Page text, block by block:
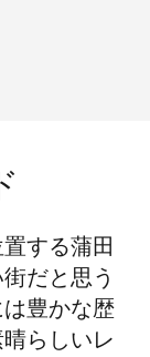
する蒲田
だと思う
豊かな歴
らしいレ